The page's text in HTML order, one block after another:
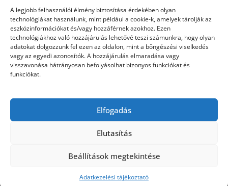
A legjobb felhasználói élmény biztosítása érdekében olyan
technológiákat használunk, mint például a cookie-k, amelyek tárolják az
eszközinformációkat és/vagy hozzáférnek azokhoz. Ezen
technológiákhoz való hozzájárulás lehetővé teszi számunkra, hogy olyan
adatokat dolgozzunk fel ezen az oldalon, mint a böngészési viselkedés
vagy az egyedi azonosítók. A hozzájárulás elmaradása vagy
visszavonása hátrányosan befolyásolhat bizonyos funkciókat és
funkciókat.
Elfogadás
Elutasítás
Beállítások megtekintése
Adatkezelési tájékoztató
Szellőztető
Szolgáltatás
Táskák
Utazás
Vásárlás
Webáruházak
WordPress Theme